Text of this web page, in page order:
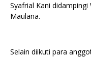
Syafrial Kani
Maulana.
Selain diikuti para